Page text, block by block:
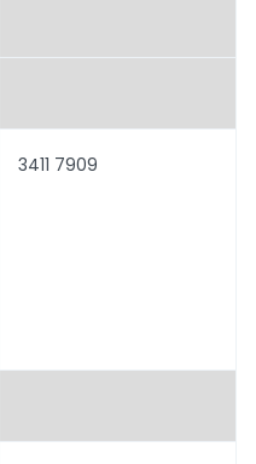
3411 7909